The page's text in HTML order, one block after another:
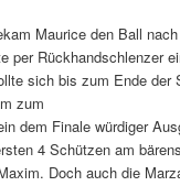
Maurice den Ball
per Rückhandschlenzer
sich bis zum Ende der
zum
dem Finale würdiger
4 Schützen am
Doch auch die